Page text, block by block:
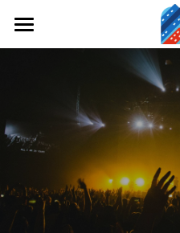
Home
Arte y cultura
Cine y TV
Comida y tragos